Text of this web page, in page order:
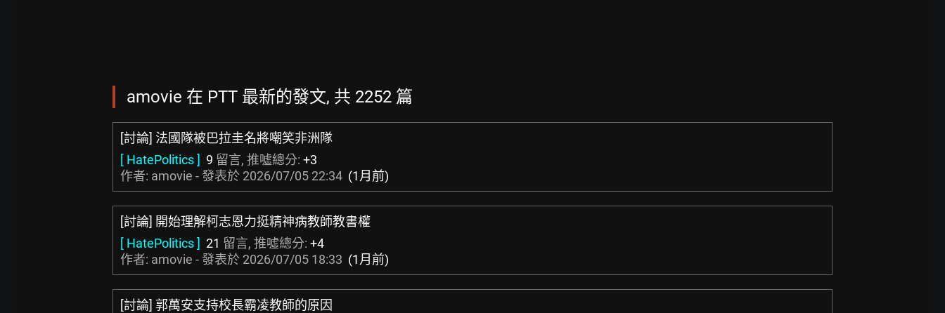
amovie 在 PTT 最新的發文, 共 2252 篇
[討論] 法國隊被巴拉圭名將嘲笑非洲隊
[ HatePolitics ] 9 留言, 推噓總分: +3
作者: amovie - 發表於 2026/07/05 22:34 (1月前)
[討論] 開始理解柯志恩力挺精神病教師教書權
[ HatePolitics ] 21 留言, 推噓總分: +4
作者: amovie - 發表於 2026/07/05 18:33 (1月前)
[討論] 郭萬安支持校長霸凌教師的原因